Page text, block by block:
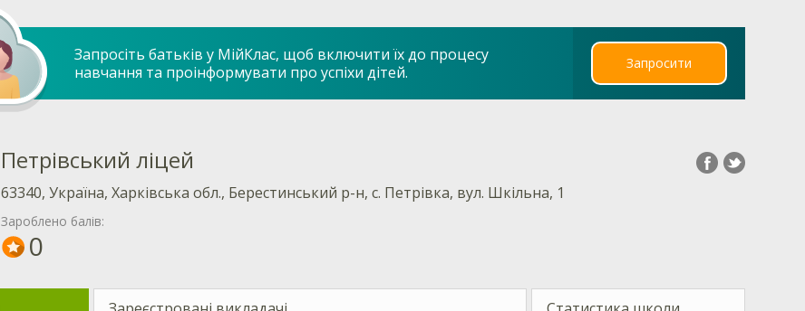
Запросіть батьків у МійКлас, щоб включити їх до процесу
навчання та проінформувати про успіхи дітей.
Запросити
Петрівський ліцей
63340, Україна, Харківська обл., Берестинський р-н, с. Петрівка, вул. Шкільна, 1
Зароблено балів:
0